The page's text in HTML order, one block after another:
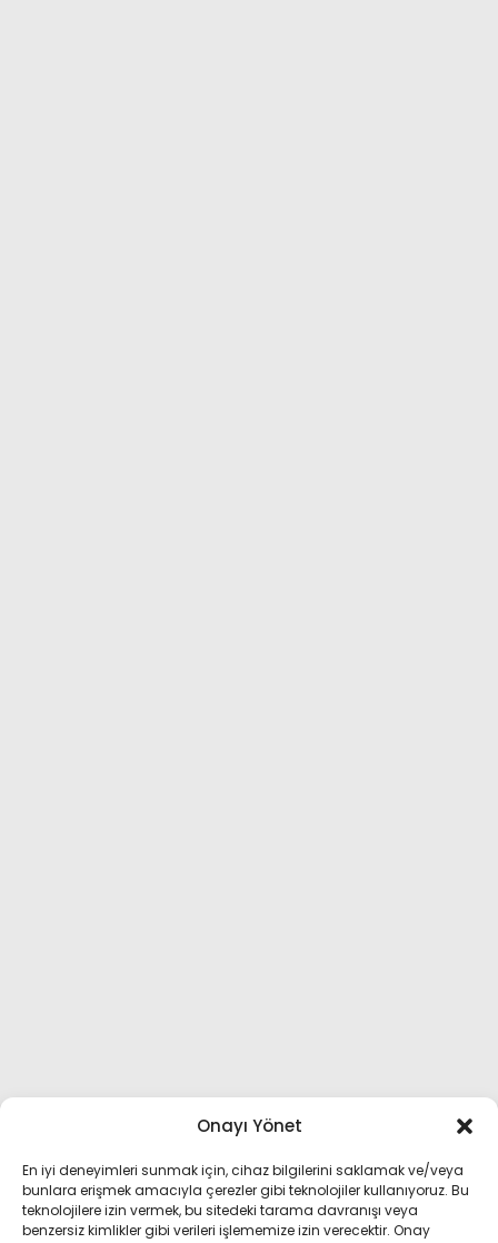
Onayı Yönet
En iyi deneyimleri sunmak için, cihaz bilgilerini saklamak ve/veya
bunlara erişmek amacıyla çerezler gibi teknolojiler kullanıyoruz. Bu
teknolojilere izin vermek, bu sitedeki tarama davranışı veya
benzersiz kimlikler gibi verileri işlememize izin verecektir. Onay